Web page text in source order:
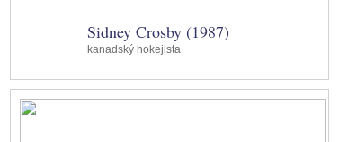
Sidney Crosby (1987)
kanadský hokejista